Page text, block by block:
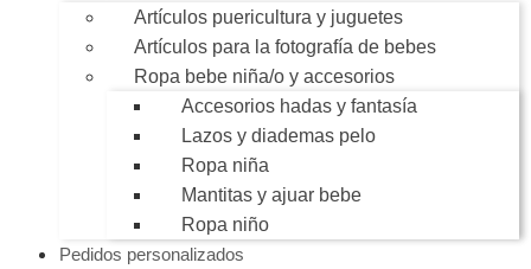
Artículos puericultura y juguetes
Artículos para la fotografía de bebes
Ropa bebe niña/o y accesorios
Accesorios hadas y fantasía
Lazos y diademas pelo
Ropa niña
Mantitas y ajuar bebe
Ropa niño
Pedidos personalizados